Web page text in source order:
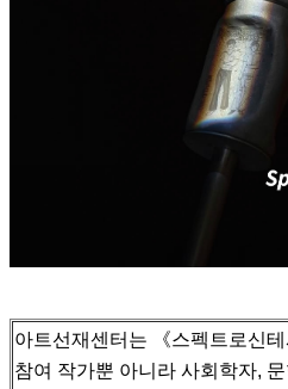
아트선재센터는 《스펙트로신
참여 작가뿐 아니라 사회학자,